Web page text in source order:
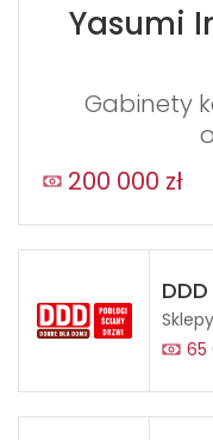
Yasumi
Gabinety
200 000 zł
65